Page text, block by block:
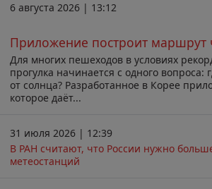
6 августа 2026 | 13:12
Приложение построит маршрут
Для многих пешеходов в условиях
прогулка начинается с одного вопроса:
от солнца? Разработанное в Корее
которое даёт...
31 июля 2026 | 12:39
В РАН считают, что России нужно
метеостанций